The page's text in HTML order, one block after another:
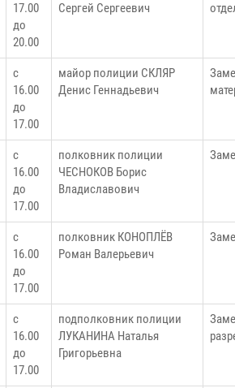
17.00
до
20.00
Сергей Сергеевич
с
16.00
до
17.00
майор полиции СКЛЯР
Денис Геннадьевич
с
16.00
до
17.00
полковник полиции
ЧЕСНОКОВ Борис
Владиславович
с
16.00
до
17.00
полковник КОНОПЛЁВ
Роман Валерьевич
с
16.00
до
17.00
подполковник полиции
ЛУКАНИНА Наталья
Григорьевна